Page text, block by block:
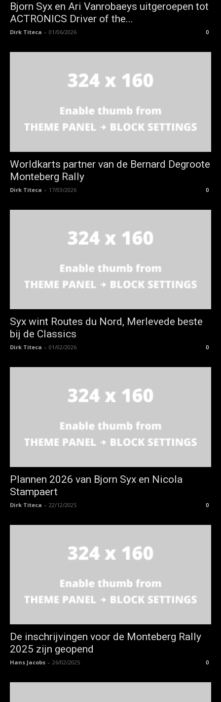
Bjorn Syx en Ari Vanrobaeys uitgeroepen tot
ACTRONICS Driver of the...
Dirk Titeca - 01/06/2026 0
Worldkarts partner van de Bernard Degroote
Monteberg Rally
Dirk Titeca - 17/03/2026 0
Syx wint Routes du Nord, Merlevede beste
bij de Classics
Dirk Titeca - 01/02/2026 0
Plannen 2026 van Bjorn Syx en Nicola
Stampaert
Dirk Titeca - 22/12/2025 0
De inschrijvingen voor de Monteberg Rally
2025 zijn geopend
Hans Jacobs - 26/02/2025 0